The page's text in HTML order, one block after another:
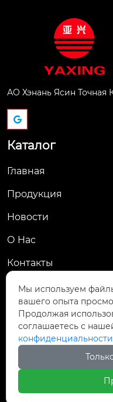
АО Хэнань Ясин Точная
Каталог
Главная
Продукция
Новости
О Hас
Контакты
Контакты

Пров. Хэнань, г.
Чжаньдянь, ул.
+86-18237110602
Мы используем
вашего опыта
Продолжая
соглашаетесь с